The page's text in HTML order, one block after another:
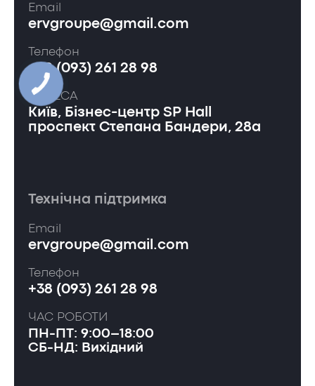
Email
ervgroupe@gmail.com
Телефон
+38 (093) 261 28 98
АДРЕСА
Київ, Бізнес-центр SP Hall
проспект Степана Бандери, 28а
Технічна підтримка
Email
ervgroupe@gmail.com
Телефон
+38 (093) 261 28 98
ЧАС РОБОТИ
ПН-ПТ: 9:00–18:00
СБ-НД: Вихідний